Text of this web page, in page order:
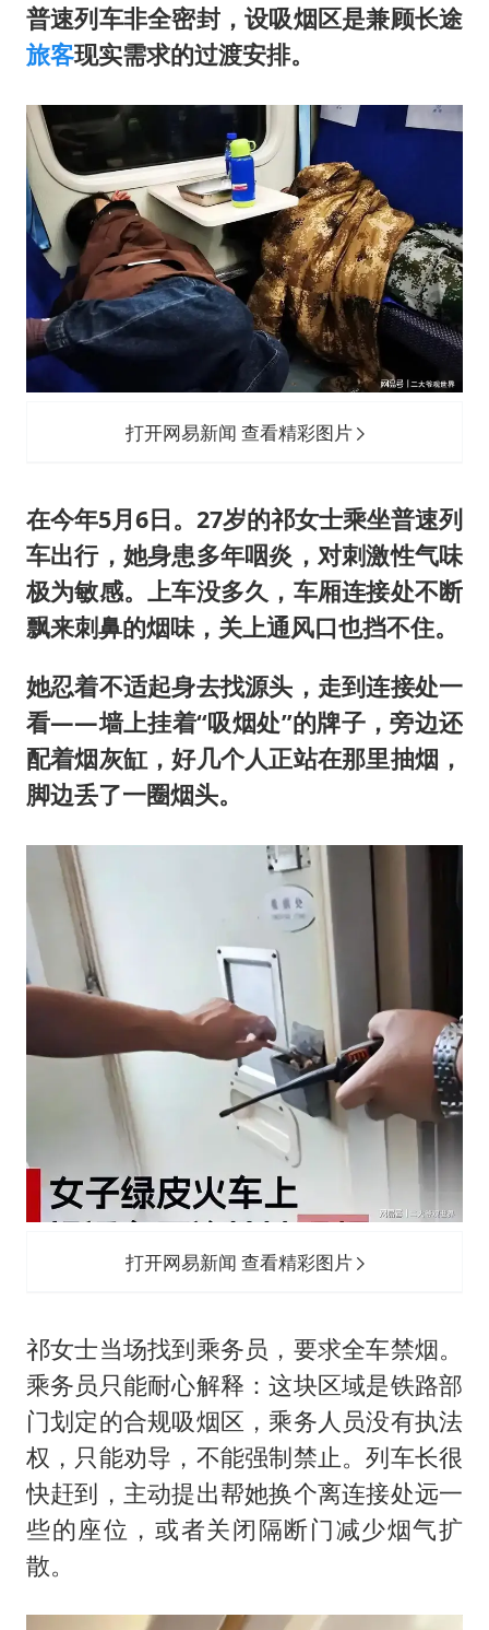
普速列车非全密封，设吸烟区是兼顾长途
旅客现实需求的过渡安排。
打开网易新闻 查看精彩图片
在今年5月6日。27岁的祁女士乘坐普速列
车出行，她身患多年咽炎，对刺激性气味
极为敏感。上车没多久，车厢连接处不断
飘来刺鼻的烟味，关上通风口也挡不住。
她忍着不适起身去找源头，走到连接处一
看——墙上挂着“吸烟处”的牌子，旁边还
配着烟灰缸，好几个人正站在那里抽烟，
脚边丢了一圈烟头。
打开网易新闻 查看精彩图片
祁女士当场找到乘务员，要求全车禁烟。
乘务员只能耐心解释：这块区域是铁路部
门划定的合规吸烟区，乘务人员没有执法
权，只能劝导，不能强制禁止。列车长很
快赶到，主动提出帮她换个离连接处远一
些的座位，或者关闭隔断门减少烟气扩
散。